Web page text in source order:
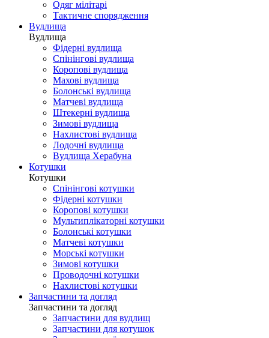
Одяг мілітарі
Тактичне спорядження
Вудлища
Вудлища
Фідерні вудлища
Спінінгові вудлища
Коропові вудлища
Махові вудлища
Болонські вудлища
Матчеві вудлища
Штекерні вудлища
Зимові вудлища
Нахлистові вудлища
Лодочні вудлища
Вудлища Херабуна
Котушки
Котушки
Спінінгові котушки
Фідерні котушки
Коропові котушки
Мультиплікаторні котушки
Болонські котушки
Матчеві котушки
Морські котушки
Зимові котушки
Проводочні котушки
Нахлистові котушки
Запчастини та догляд
Запчастини та догляд
Запчастини для вудлищ
Запчастини для котушок